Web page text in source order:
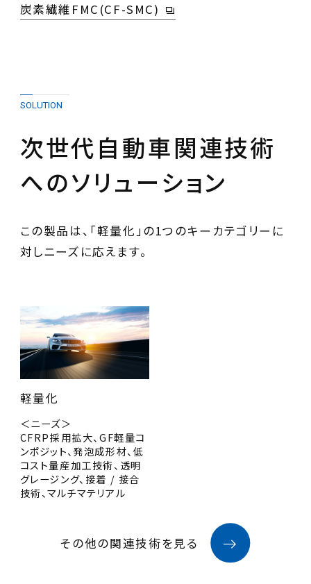
炭素繊維FMC(CF-SMC)
SOLUTION
次世代自動車関連技術
へのソリューション
この製品は、「軽量化」の1つのキーカテゴリーに
対しニーズに応えます。
軽量化
＜ニーズ＞
CFRP採用拡大、GF軽量コ
ンポジット、発泡成形材、低
コスト量産加工技術、透明
グレージング、接着 / 接合
技術、マルチマテリアル
その他の関連技術を見る